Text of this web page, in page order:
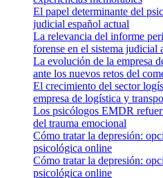
El papel determinante del
judicial español actual
La relevancia del informe
forense en el sistema judicial
La evolución de la empresa
ante los nuevos retos del
El crecimiento del sector
empresa de logística y
Los psicólogos EMDR
del trauma emocional
Cómo tratar la depresión:
psicológica online
Cómo tratar la depresión:
psicológica online